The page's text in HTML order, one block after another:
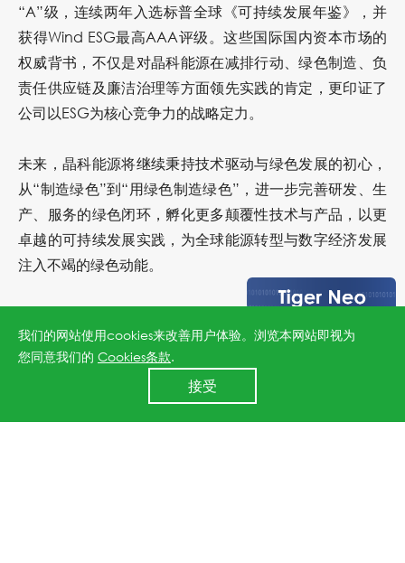
“A”级，连续两年入选标普全球《可持续发展年鉴》，并
获得Wind ESG最高AAA评级。这些国际国内资本市场的
权威背书，不仅是对晶科能源在减排行动、绿色制造、负
责任供应链及廉洁治理等方面领先实践的肯定，更印证了
公司以ESG为核心竞争力的战略定力。
未来，晶科能源将继续秉持技术驱动与绿色发展的初心，
从“制造绿色”到“用绿色制造绿色”，进一步完善研发、生
产、服务的绿色闭环，孵化更多颠覆性技术与产品，以更
卓越的可持续发展实践，为全球能源转型与数字经济发展
注入不竭的绿色动能。
上一篇：权威认证！晶科能源荣获英国标准协会BSI"数字信任奖（金奖）"
我们的网站使用cookies来改善用户体验。浏览本网站即视为
您同意我们的 Cookies条款.
接受